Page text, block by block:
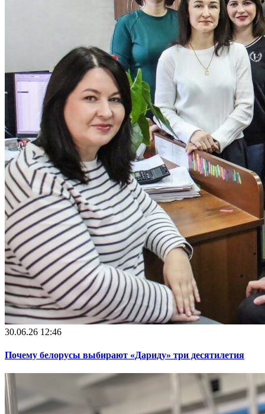
30.06.26 12:46
Почему белорусы выбирают «Дариду» три десятилетия